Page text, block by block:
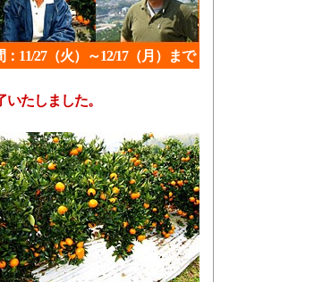
：11/27（火）～12/17（月）まで
たしました。